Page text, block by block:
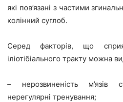
які пов’язані з частими
колінний суглоб.
Серед факторів, що
іліотібіального тракту можна
– нерозвиненість м’язів
нерегулярні тренування;